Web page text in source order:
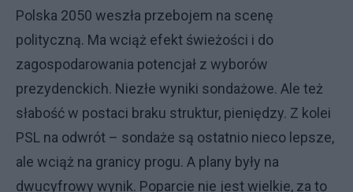
Polska 2050 weszła przebojem na scenę
polityczną. Ma wciąż efekt świeżości i do
zagospodarowania potencjał z wyborów
prezydenckich. Niezłe wyniki sondażowe. Ale też
słabość w postaci braku struktur, pieniędzy. Z kolei
PSL na odwrót – sondaże są ostatnio nieco lepsze,
ale wciąż na granicy progu. A plany były na
dwucyfrowy wynik. Poparcie nie jest wielkie, za to